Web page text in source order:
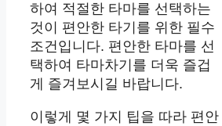
하여 적절한 타마를 선택하는
것이 편안한 타기를 위한 필수
조건입니다. 편안한 타마를 선
택하여 타마차기를 더욱 즐겁
게 즐겨보시길 바랍니다.
이렇게 몇 가지 팁을 따라 편안